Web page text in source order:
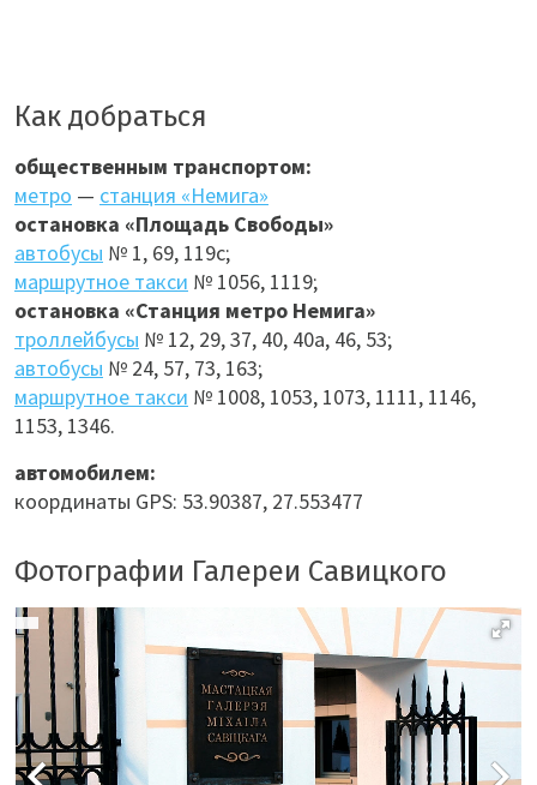
Как добраться
общественным транспортом:
метро — станция «Немига»
остановка «Площадь Свободы»
автобусы № 1, 69, 119с;
маршрутное такси № 1056, 1119;
остановка «Станция метро Немига»
троллейбусы № 12, 29, 37, 40, 40а, 46, 53;
автобусы № 24, 57, 73, 163;
маршрутное такси № 1008, 1053, 1073, 1111, 1146,
1153, 1346.
автомобилем:
координаты GPS: 53.90387, 27.553477
Фотографии Галереи Савицкого